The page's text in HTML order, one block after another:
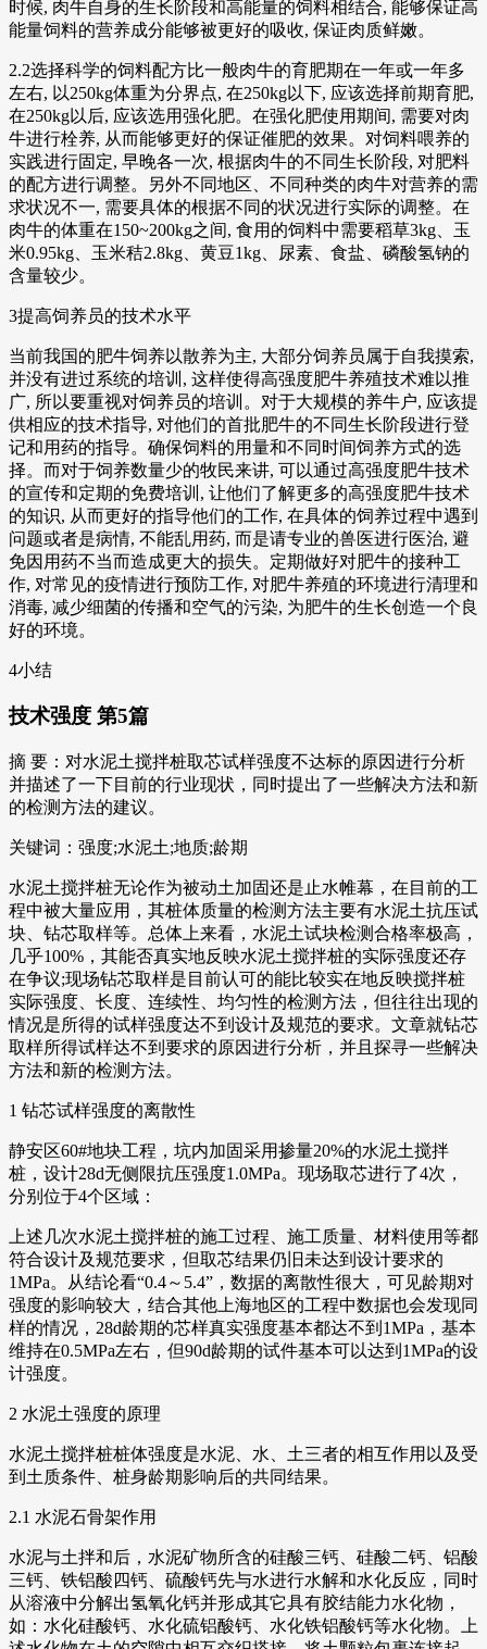
时候, 肉牛自身的生长阶段和高能量的饲料相结合, 能够保证高
能量饲料的营养成分能够被更好的吸收, 保证肉质鲜嫩。
2.2选择科学的饲料配方比一般肉牛的育肥期在一年或一年多
左右, 以250kg体重为分界点, 在250kg以下, 应该选择前期育肥,
在250kg以后, 应该选用强化肥。在强化肥使用期间, 需要对肉
牛进行栓养, 从而能够更好的保证催肥的效果。对饲料喂养的
实践进行固定, 早晚各一次, 根据肉牛的不同生长阶段, 对肥料
的配方进行调整。另外不同地区、不同种类的肉牛对营养的需
求状况不一, 需要具体的根据不同的状况进行实际的调整。在
肉牛的体重在150~200kg之间, 食用的饲料中需要稻草3kg、玉
米0.95kg、玉米秸2.8kg、黄豆1kg、尿素、食盐、磷酸氢钠的
含量较少。
3提高饲养员的技术水平
当前我国的肥牛饲养以散养为主, 大部分饲养员属于自我摸索,
并没有进过系统的培训, 这样使得高强度肥牛养殖技术难以推
广, 所以要重视对饲养员的培训。对于大规模的养牛户, 应该提
供相应的技术指导, 对他们的首批肥牛的不同生长阶段进行登
记和用药的指导。确保饲料的用量和不同时间饲养方式的选
择。而对于饲养数量少的牧民来讲, 可以通过高强度肥牛技术
的宣传和定期的免费培训, 让他们了解更多的高强度肥牛技术
的知识, 从而更好的指导他们的工作, 在具体的饲养过程中遇到
问题或者是病情, 不能乱用药, 而是请专业的兽医进行医治, 避
免因用药不当而造成更大的损失。定期做好对肥牛的接种工
作, 对常见的疫情进行预防工作, 对肥牛养殖的环境进行清理和
消毒, 减少细菌的传播和空气的污染, 为肥牛的生长创造一个良
好的环境。
4小结
技术强度 第5篇
摘 要：对水泥土搅拌桩取芯试样强度不达标的原因进行分析
并描述了一下目前的行业现状，同时提出了一些解决方法和新
的检测方法的建议。
关键词：强度;水泥土;地质;龄期
水泥土搅拌桩无论作为被动土加固还是止水帷幕，在目前的工
程中被大量应用，其桩体质量的检测方法主要有水泥土抗压试
块、钻芯取样等。总体上来看，水泥土试块检测合格率极高，
几乎100%，其能否真实地反映水泥土搅拌桩的实际强度还存
在争议;现场钻芯取样是目前认可的能比较实在地反映搅拌桩
实际强度、长度、连续性、均匀性的检测方法，但往往出现的
情况是所得的试样强度达不到设计及规范的要求。文章就钻芯
取样所得试样达不到要求的原因进行分析，并且探寻一些解决
方法和新的检测方法。
1 钻芯试样强度的离散性
静安区60#地块工程，坑内加固采用掺量20%的水泥土搅拌
桩，设计28d无侧限抗压强度1.0MPa。现场取芯进行了4次，
分别位于4个区域：
上述几次水泥土搅拌桩的施工过程、施工质量、材料使用等都
符合设计及规范要求，但取芯结果仍旧未达到设计要求的
1MPa。从结论看“0.4～5.4”，数据的离散性很大，可见龄期对
强度的影响较大，结合其他上海地区的工程中数据也会发现同
样的情况，28d龄期的芯样真实强度基本都达不到1MPa，基本
维持在0.5MPa左右，但90d龄期的试件基本可以达到1MPa的设
计强度。
2 水泥土强度的原理
水泥土搅拌桩桩体强度是水泥、水、土三者的相互作用以及受
到土质条件、桩身龄期影响后的共同结果。
2.1 水泥石骨架作用
水泥与土拌和后，水泥矿物所含的硅酸三钙、硅酸二钙、铝酸
三钙、铁铝酸四钙、硫酸钙先与水进行水解和水化反应，同时
从溶液中分解出氢氧化钙并形成其它具有胶结能力水化物，
如：水化硅酸钙、水化硫铝酸钙、水化铁铝酸钙等水化物。上